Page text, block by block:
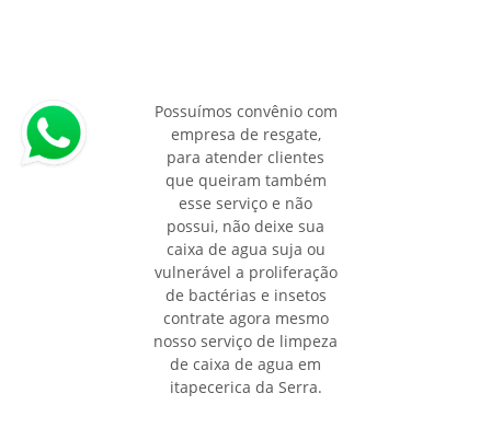
Possuímos convênio com
empresa de resgate,
para atender clientes
que queiram também
esse serviço e não
possui, não deixe sua
caixa de agua suja ou
vulnerável a proliferação
de bactérias e insetos
contrate agora mesmo
nosso serviço de limpeza
de caixa de agua em
itapecerica da Serra.